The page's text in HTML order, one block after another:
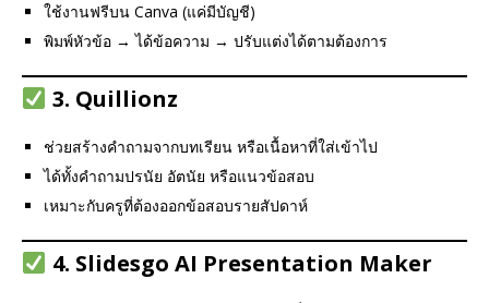
ใช้งานฟรีบน Canva (แค่มีบัญชี)
พิมพ์หัวข้อ → ได้ข้อความ → ปรับแต่งได้ตามต้องการ
3. Quillionz
ช่วยสร้างคำถามจากบทเรียน หรือเนื้อหาที่ใส่เข้าไป
ได้ทั้งคำถามปรนัย อัตนัย หรือแนวข้อสอบ
เหมาะกับครูที่ต้องออกข้อสอบรายสัปดาห์
4. Slidesgo AI Presentation Maker